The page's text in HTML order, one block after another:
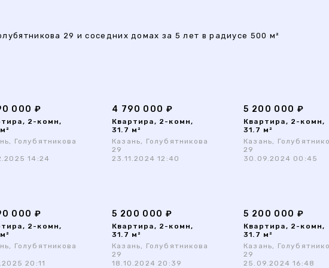
29 и соседних домах за 5 лет в радиусе 500 м²
000 ₽
2-комн,
Голубятникова
14:24
4 790 000 ₽
Квартира, 2-комн,
31.7 м²
Казань, Голубятникова
29
23.11.2024 12:40
5 200 000 ₽
Квартира, 2-комн,
31.7 м²
Казань,
29
30.09.2024 00:45
000 ₽
2-комн,
Голубятникова
20:11
5 200 000 ₽
Квартира, 2-комн,
31.7 м²
Казань, Голубятникова
29
18.10.2024 20:39
5 200 000 ₽
Квартира, 2-комн,
31.7 м²
Казань,
29
25.09.2024 16:48